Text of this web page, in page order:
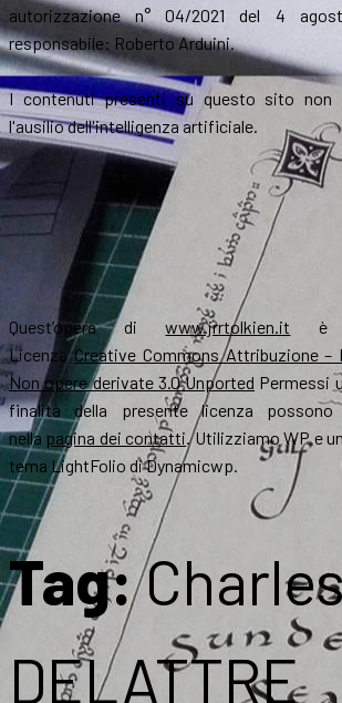
autorizzazione n° 04/2021 del 4
responsabile: Roberto Arduini.
I contenuti presenti su questo sito non
l'ausilio dell'intelligenza artificiale.
Quest’opera diwww.jrrtolkien.it è
LicenzaCreative Commons Attribuzione –
Non opere derivate 3.0 Unported Permessi
finalità della presente licenza possono
nella pagina dei contatti. Utilizziamo WP e
tema LightFolio di Dynamicwp.
Tag:
DELATTRE